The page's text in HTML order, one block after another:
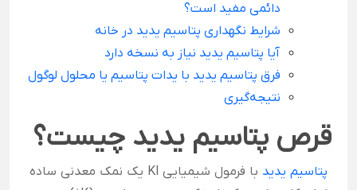
دائمی مفید است؟
شرایط نگهداری پتاسیم یدید در خانه
آیا پتاسیم یدید نیاز به نسخه دارد
فرق پتاسیم یدید با یدات پتاسیم یا محلول لوگول
نتیجه‌گیری
قرص پتاسیم یدید چیست؟
پتاسیم یدید
با فرمول شیمیایی KI یک نمک معدنی ساده